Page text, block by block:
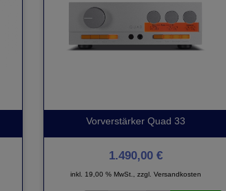
Vorverstärker Quad 33
1.490,00 €
inkl. 19,00 % MwSt., zzgl. Versandkosten